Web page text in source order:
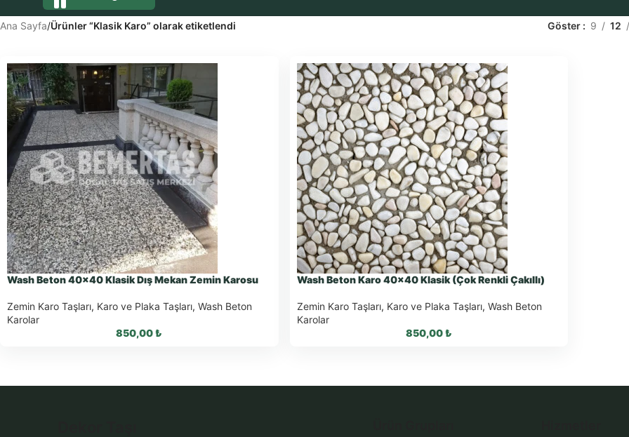
Ana Sayfa/Ürünler “Klasik Karo” olarak etiketlendi Göster 9 12
Wash Beton 40×40 Klasik Dış Mekan Zemin Karosu
Zemin Karo Taşları, Karo ve Plaka Taşları, Wash Beton
Karolar
850,00₺
Wash Beton Karo 40×40 Klasik (Çok Renkli Çakıllı)
Zemin Karo Taşları, Karo ve Plaka Taşları, Wash Beton
Karolar
850,00₺